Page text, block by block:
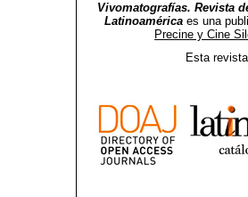
Vivomatografías. Revista
Latinoamérica es una
Precine y Cine
Esta